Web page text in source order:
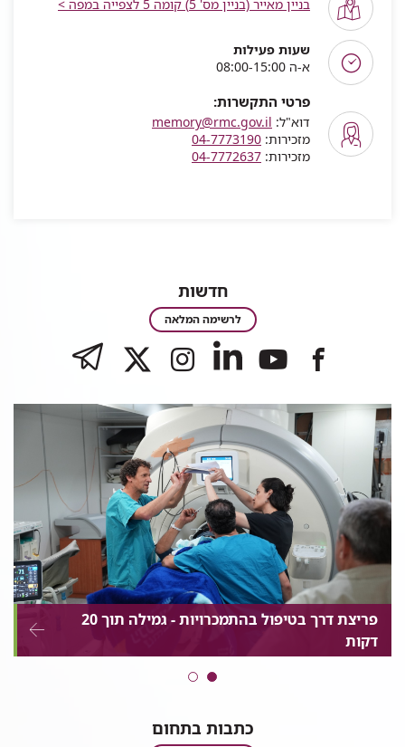
בניין מאייר (בניין מס' 5) קומה 5 לצפייה במפה >
שעות פעילות
א-ה 08:00-15:00
פרטי התקשרות:
דוא"ל: memory@rmc.gov.il
מזכירות: 04-7773190
מזכירות: 04-7772637
חדשות
חדשות
לרשימה המלאה
לעמוד
|
הקריה
הרפואית
לבריאות
האדם
בפייסבוק
לעמוד
של
|
הקריה
הרפואית
לבריאות
האדם
ביוטוב
לעמוד
של
הקריה
הרפואית
לבריאות
האדם
בלינקדאין
לעמוד
של
|
הקריה
הרפואית
לבריאות
האדם
באינסטגרם
לעמוד
של
|
הקריה
הרפואית
לבריאות
האדם
בטוויטר
TELEGRAM
פריצת דרך בטיפול בהתמכרויות - גמילה תוך 20
דקות
כתבות בתחום